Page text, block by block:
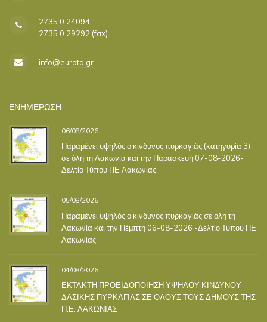
2735 0 24094
2735 0 29292 (fax)
info@eurota.gr
ΕΝΗΜΕΡΩΣΗ
06/08/2026
Παραμένει υψηλός ο κίνδυνος πυρκαγιάς (κατηγορία 3)
σε όλη τη Λακωνία και την Παρασκευή 07-08-2026-
Δελτίο Τύπου ΠΕ Λακωνίας
05/08/2026
Παραμένει υψηλός ο κίνδυνος πυρκαγιάς σε όλη τη
Λακωνία και την Πέμπτη 06-08-2026 -Δελτίο Τύπου ΠΕ
Λακωνίας
04/08/2026
ΕΚΤΑΚΤΗ ΠΡΟΕΙΔΟΠΟΙΗΣΗ ΥΨΗΛΟΥ ΚΙΝΔΥΝΟΥ
ΔΑΣΙΚΗΣ ΠΥΡΚΑΓΙΑΣ ΣΕ ΟΛΟΥΣ ΤΟΥΣ ΔΗΜΟΥΣ ΤΗΣ
Π.Ε. ΛΑΚΩΝΙΑΣ